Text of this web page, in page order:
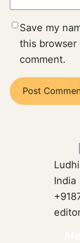
Save my
this
comment.
India